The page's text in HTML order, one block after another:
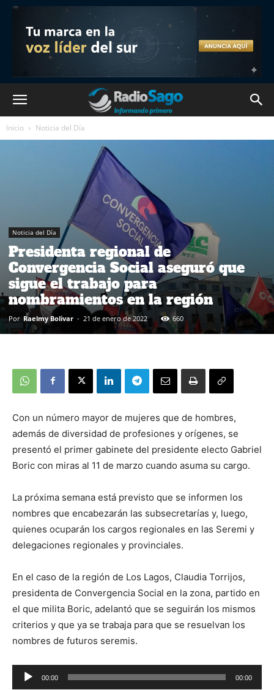
Inicio Noticia del Día
Noticia del Día
Presidenta regional de
Convergencia Social aseguró que
sigue el trabajo para
nombramientos en la región
Por Raelmy Bolivar - 21 de enero de 2022 660
Con un número mayor de mujeres que de hombres,
además de diversidad de profesiones y orígenes, se
presentó el primer gabinete del presidente electo Gabriel
Boric con miras al 11 de marzo cuando asuma su cargo.
La próxima semana está previsto que se informen los
nombres que encabezarán las subsecretarías y, luego,
quienes ocuparán los cargos regionales en las Seremi y
delegaciones regionales y provinciales.
En el caso de la región de Los Lagos, Claudia Torrijos,
presidenta de Convergencia Social en la zona, partido en
el que milita Boric, adelantó que se seguirán los mismos
criterios y que ya se trabaja para que se resuelvan los
nombres de futuros seremis.
Reproductor
00:00 00:00